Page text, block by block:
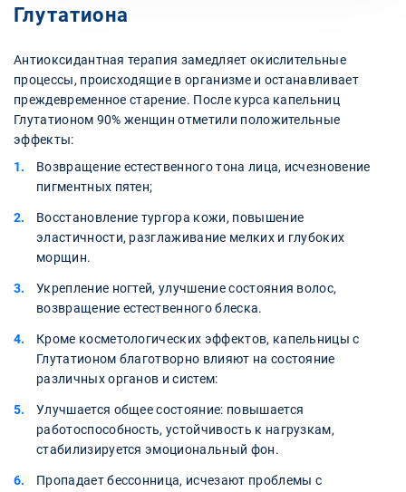
Глутатиона
Антиоксидантная терапия замедляет окислительные
процессы, происходящие в организме и останавливает
преждевременное старение. После курса капельниц
Глутатионом 90% женщин отметили положительные
эффекты:
Возвращение естественного тона лица, исчезновение
пигментных пятен;
Восстановление тургора кожи, повышение
эластичности, разглаживание мелких и глубоких
морщин.
Укрепление ногтей, улучшение состояния волос,
возвращение естественного блеска.
Кроме косметологических эффектов, капельницы с
Глутатионом благотворно влияют на состояние
различных органов и систем:
Улучшается общее состояние: повышается
работоспособность, устойчивость к нагрузкам,
стабилизируется эмоциональный фон.
Пропадает бессонница, исчезают проблемы с